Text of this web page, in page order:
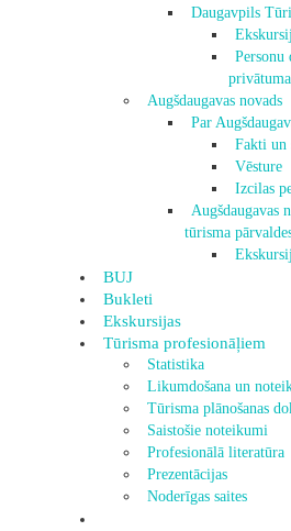
Daugavpils
Personu
Augšdaugavas novads
Par
Fakti un
Vēsture
Izcilas
Augšdaugavas
tūrisma
BUJ
Bukleti
Ekskursijas
Tūrisma profesionāļiem
Statistika
Likumdošana un
Tūrisma plānošanas
Saistošie noteikumi
Profesionālā literatūra
Prezentācijas
Noderīgas saites